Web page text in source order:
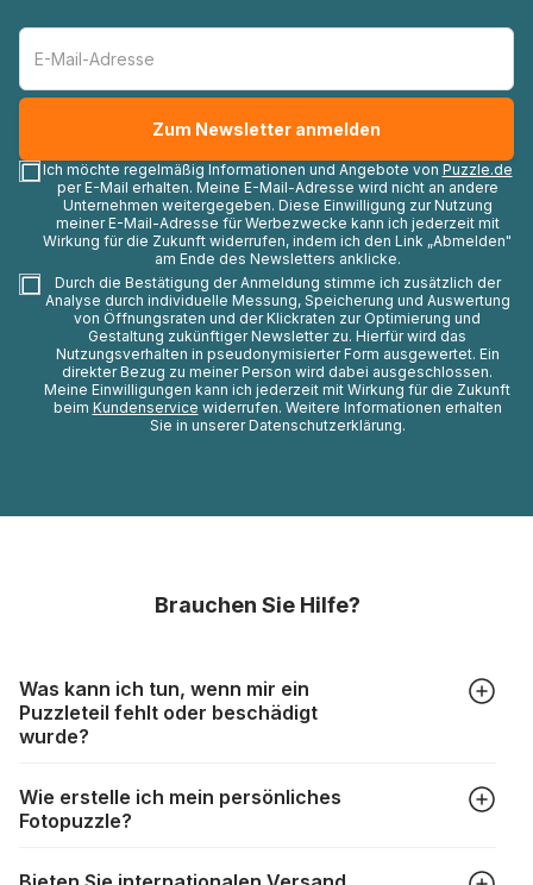
Ich möchte regelmäßig Informationen und Angebote von Puzzle.de
per E-Mail erhalten. Meine E-Mail-Adresse wird nicht an andere
Unternehmen weitergegeben. Diese Einwilligung zur Nutzung
meiner E-Mail-Adresse für Werbezwecke kann ich jederzeit mit
Wirkung für die Zukunft widerrufen, indem ich den Link „Abmelden"
am Ende des Newsletters anklicke.
Durch die Bestätigung der Anmeldung stimme ich zusätzlich der
Analyse durch individuelle Messung, Speicherung und Auswertung
von Öffnungsraten und der Klickraten zur Optimierung und
Gestaltung zukünftiger Newsletter zu. Hierfür wird das
Nutzungsverhalten in pseudonymisierter Form ausgewertet. Ein
direkter Bezug zu meiner Person wird dabei ausgeschlossen.
Meine Einwilligungen kann ich jederzeit mit Wirkung für die Zukunft
beim Kundenservice widerrufen. Weitere Informationen erhalten
Sie in unserer Datenschutzerklärung.
Brauchen Sie Hilfe?
Was kann ich tun, wenn mir ein
Puzzleteil fehlt oder beschädigt
wurde?
aber trotzdem kann es vorkommen, dass Teile beschädigt
werden oder verloren gehen. Mit solchen Fällen gehen
https://www.puzzle.de/puzzleteile-fehlen.html
Wie erstelle ich mein persönliches
Fotopuzzle?